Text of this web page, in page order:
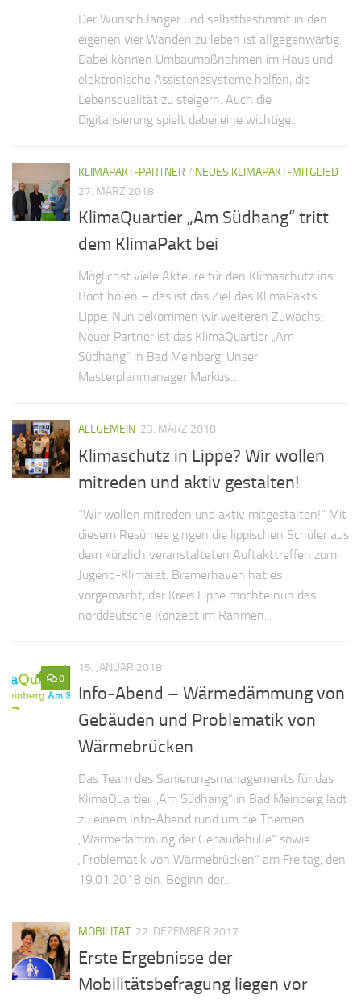
Der Wunsch länger und selbstbestimmt in den
eigenen vier Wänden zu leben ist allgegenwärtig.
Dabei können Umbaumaßnahmen im Haus und
elektronische Assistenzsysteme helfen, die
Lebensqualität zu steigern. Auch die
Digitalisierung spielt dabei eine wichtige...
KLIMAPAKT-PARTNER / NEUES KLIMAPAKT-MITGLIED
27. MÄRZ 2018
KlimaQuartier „Am Südhang“ tritt
dem KlimaPakt bei
Möglichst viele Akteure für den Klimaschutz ins
Boot holen – das ist das Ziel des KlimaPakts
Lippe. Nun bekommen wir weiteren Zuwachs:
Neuer Partner ist das KlimaQuartier „Am
Südhang“ in Bad Meinberg. Unser
Masterplanmanager Markus...
ALLGEMEIN 23. MÄRZ 2018
Klimaschutz in Lippe? Wir wollen
mitreden und aktiv gestalten!
“Wir wollen mitreden und aktiv mitgestalten!“ Mit
diesem Resümee gingen die lippischen Schüler aus
dem kürzlich veranstalteten Auftakttreffen zum
Jugend-Klimarat. Bremerhaven hat es
vorgemacht, der Kreis Lippe möchte nun das
norddeutsche Konzept im Rahmen...
0
15. JANUAR 2018
Info-Abend – Wärmedämmung von
Gebäuden und Problematik von
Wärmebrücken
Das Team des Sanierungsmanagements für das
KlimaQuartier „Am Südhang“ in Bad Meinberg lädt
zu einem Info-Abend rund um die Themen
„Wärmedämmung der Gebäudehülle“ sowie
„Problematik von Wärmebrücken“ am Freitag, den
19.01.2018 ein. Beginn der...
MOBILITÄT 22. DEZEMBER 2017
Erste Ergebnisse der
Mobilitätsbefragung liegen vor